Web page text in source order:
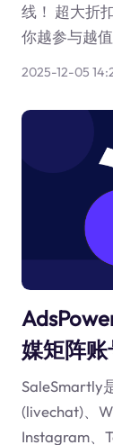
线！ 超大折
你越参与越
2025-12-05
媒矩阵
SaleSmartly
(livechat)、
Instagram、